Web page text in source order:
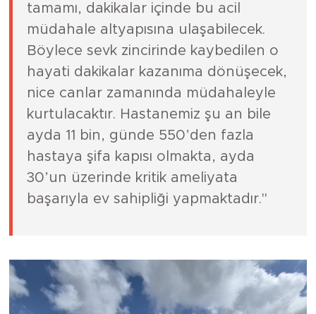
tamamı, dakikalar içinde bu acil
müdahale altyapısına ulaşabilecek.
Böylece sevk zincirinde kaybedilen o
hayati dakikalar kazanıma dönüşecek,
nice canlar zamanında müdahaleyle
kurtulacaktır. Hastanemiz şu an bile
ayda 11 bin, günde 550’den fazla
hastaya şifa kapısı olmakta, ayda
30’un üzerinde kritik ameliyata
başarıyla ev sahipliği yapmaktadır."